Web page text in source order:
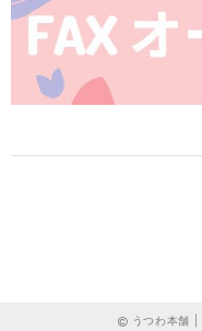
うつわ本舗 |